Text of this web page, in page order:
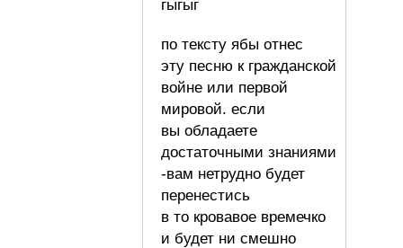
гыгыг
по тексту ябы отнес
эту песню к гражданской
войне или первой
мировой. если
вы обладаете
достаточными знаниями
-вам нетрудно будет
перенестись
в то кровавое времечко
и будет ни смешно